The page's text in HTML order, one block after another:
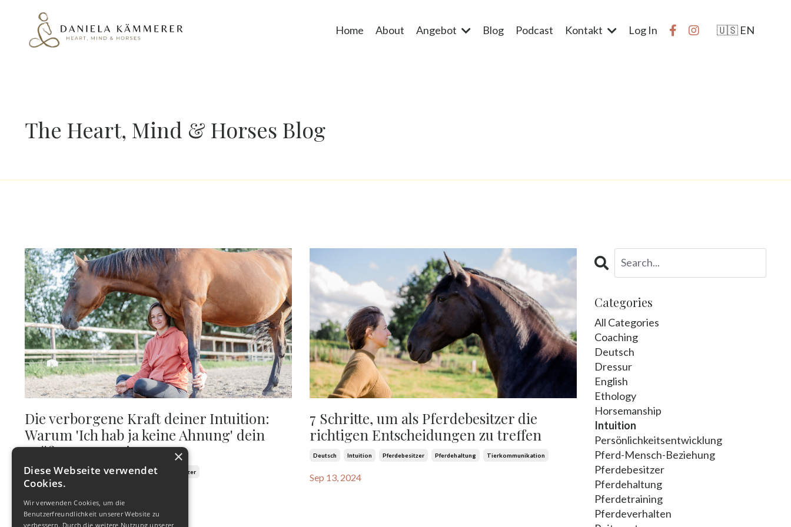
Home About Angebot Blog Podcast Kontakt Log In 🇺🇸 EN
The Heart, Mind & Horses Blog
Die verborgene Kraft deiner Intuition:
Warum 'Ich hab ja keine Ahnung' dein
größter Irrtum ist
Intuition Persönlichkeitsentwicklung Pferdebesitzer
7 Schritte, um als Pferdebesitzer die
richtigen Entscheidungen zu treffen
Deutsch Intuition Pferdebesitzer Pferdehaltung Tierkommunikation
Sep 13, 2024
Categories
All Categories
Coaching
Deutsch
Dressur
English
Ethology
Horsemanship
Intuition
Persönlichkeitsentwicklung
Pferd-Mensch-Beziehung
Pferdebesitzer
Pferdehaltung
Pferdetraining
Pferdeverhalten
×
Diese Webseite verwendet
Cookies.
Wir verwenden Cookies, um die
Benutzerfreundlichkeit unserer Website zu
verbessern. Durch die weitere Nutzung unserer